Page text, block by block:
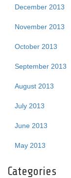
December 2013
November 2013
October 2013
September 2013
August 2013
July 2013
June 2013
May 2013
Categories